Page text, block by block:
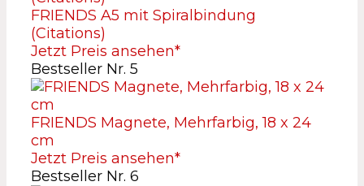
FRIENDS A5 mit Spiralbindung
(Citations)
Jetzt Preis ansehen*
Bestseller Nr. 5
FRIENDS Magnete, Mehrfarbig, 18 x 24
cm
Jetzt Preis ansehen*
Bestseller Nr. 6